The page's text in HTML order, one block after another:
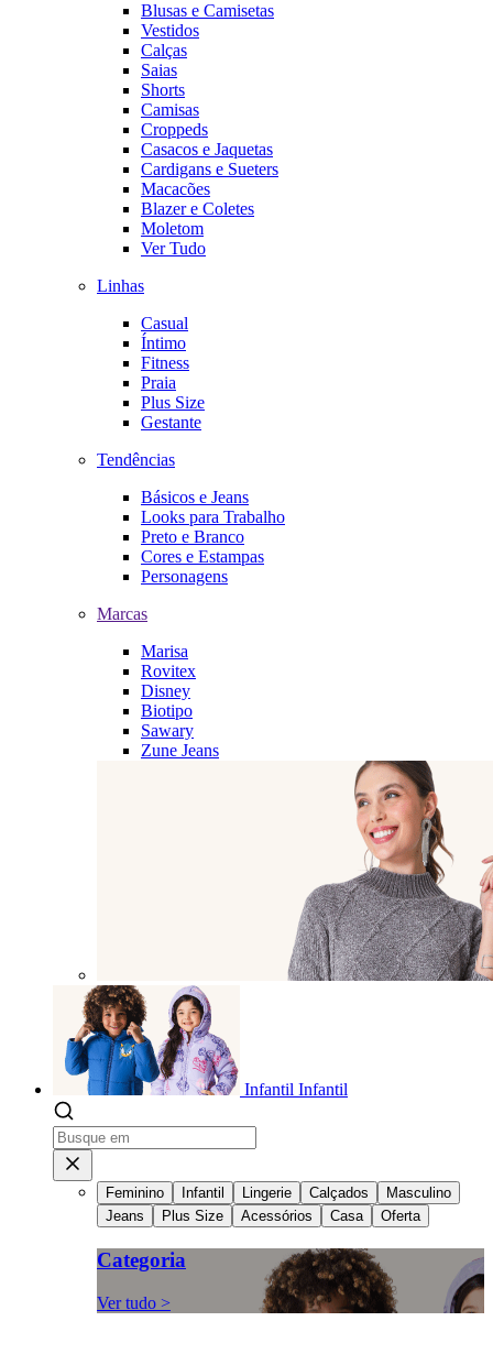
Blusas e Camisetas
Vestidos
Calças
Saias
Shorts
Camisas
Croppeds
Casacos e Jaquetas
Cardigans e Sueters
Macacões
Blazer e Coletes
Moletom
Ver Tudo
Linhas
Casual
Íntimo
Fitness
Praia
Plus Size
Gestante
Tendências
Básicos e Jeans
Looks para Trabalho
Preto e Branco
Cores e Estampas
Personagens
Marcas
Marisa
Rovitex
Disney
Biotipo
Sawary
Zune Jeans
Infantil Infantil
Feminino Infantil Lingerie Calçados
Masculino
Jeans
Plus Size Acessórios Casa Oferta
Categoria
Ver tudo >